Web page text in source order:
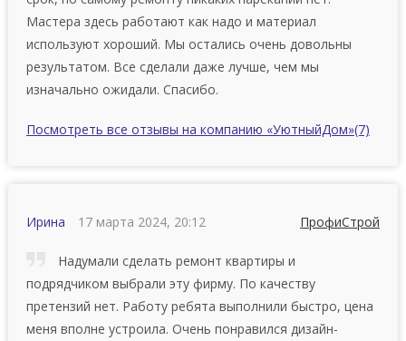
Мастера здесь работают как надо и материал
используют хороший. Мы остались очень довольны
результатом. Все сделали даже лучше, чем мы
изначально ожидали. Спасибо.
Посмотреть все отзывы на компанию «УютныйДом»(7)
Ирина 17 марта 2024, 20:12 ПрофиСтрой
Надумали сделать ремонт квартиры и
подрядчиком выбрали эту фирму. По качеству
претензий нет. Работу ребята выполнили быстро, цена
меня вполне устроила. Очень понравился дизайн-